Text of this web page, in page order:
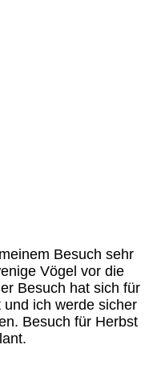
Besuch sehr
Vögel vor die
Besuch hat sich für
ich werde sicher
Besuch für Herbst